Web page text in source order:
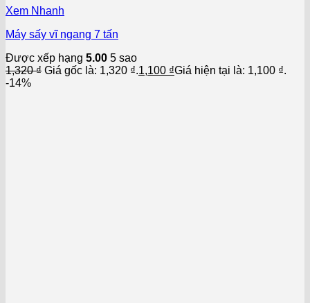
Xem Nhanh
Máy sấy vĩ ngang 7 tấn
Được xếp hạng 5.00 5 sao
1,320₫ Giá gốc là: 1,320 ₫.1,100 ₫Giá hiện tại là: 1,100 ₫.
-14%